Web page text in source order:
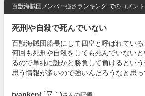
百獣海賊団メンバー強さランキング でのコメント
死刑や自殺で死んでいない
百獣海賊団船長にして四皇と呼ばれている
何回も死刑や自殺をしても死んでいない
るので単純に誰かと勝負して負けるとい
思う情報が多いので強いんだろうなと思っ
tyanken( ´▽｀)さんの評価